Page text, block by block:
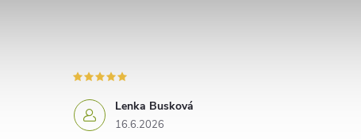
Lenka Busková
16.6.2026